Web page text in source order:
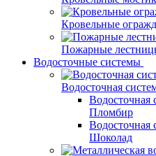
Кровельные
Пожарные
Водосточные системы
Водосточная
Водосточная
Пломбир
Водосточная
Шоколад